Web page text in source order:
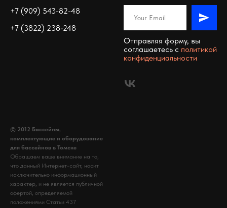
+7 (909) 543-82-48
+7 (3822) 238-248
Отправляя форму, вы
соглашаетесь c политикой
конфиденциальности
© 2012 Бассейны,
комплектующие и оборудование
для бассейнов в Томске
Обращаем ваше внимание на то,
что данный Интернет-сайт, носит
исключительно информационный
характер, и не является публичной
офертой, определяемой
положениями Статьи 437